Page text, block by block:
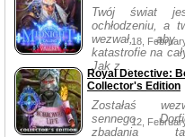
Twój świat
ochłodzeniu, a
wezwał, aby
katastrofie na
Jak z...
18,
Royal Detective:
Collector's Edition
Zostałaś
sennego
zbadania
12,